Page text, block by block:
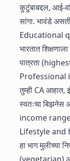
कुटुंबाबद्दल, आई-
सांगा. भावंडे
Educational
भारतात
पात्रता
Professional
तुम्ही CA आहात,
स्वतःचा बिझनेस
income
Lifestyle and
हा भाग मुलीच्या